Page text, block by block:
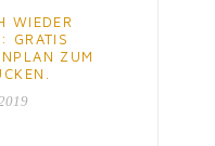
WIEDER
GRATIS
ZUM